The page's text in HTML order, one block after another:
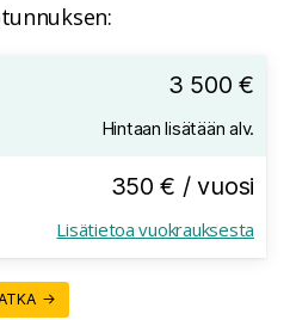
3 500 €
Hintaan lisätään alv.
350 € / vuosi
Lisätietoa vuokrauksesta
→